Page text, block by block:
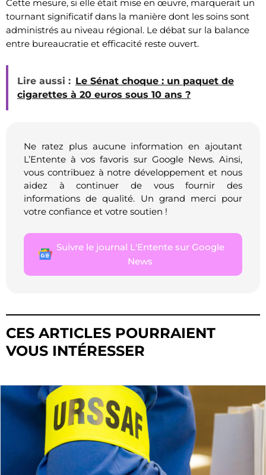
Cette mesure, si elle était mise en œuvre, marquerait un
tournant significatif dans la manière dont les soins sont
administrés au niveau régional. Le débat sur la balance
entre bureaucratie et efficacité reste ouvert.
Lire aussi : Le Sénat choque : un paquet de
cigarettes à 20 euros sous 10 ans ?
Ne ratez plus aucune information en ajoutant
L’Entente à vos favoris sur Google News. Ainsi,
vous contribuez à notre développement et nous
aidez à continuer de vous fournir des
informations de qualité. Un grand merci pour
votre confiance et votre soutien !
Suivre le journal L'Entente sur Google
News
CES ARTICLES POURRAIENT
VOUS INTÉRESSER